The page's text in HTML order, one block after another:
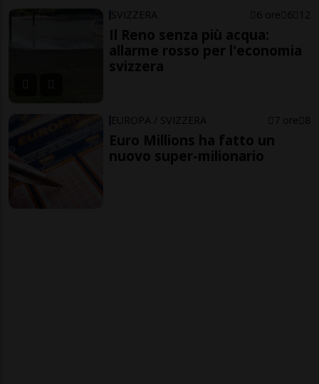
SVIZZERA 6 ore 6 12
Il Reno senza più acqua:
allarme rosso per l'economia
svizzera
EUROPA / SVIZZERA 7 ore 8
Euro Millions ha fatto un
nuovo super-milionario